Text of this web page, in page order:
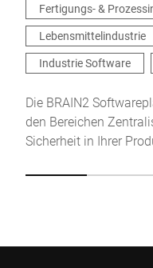
Hiermit bestätige ich,
Bearbeitung dieser
Informationen finden Sie
Anti-Robot
Fertigungs- &
Lebensmittelindustrie
Industrie Software
Die BRAIN2
den Bereichen
Sicherheit in Ihrer